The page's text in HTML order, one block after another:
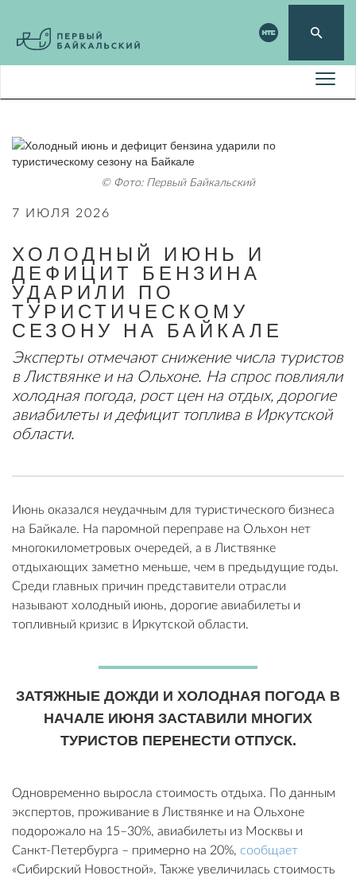
© Фото: Первый Байкальский
7 ИЮЛЯ 2026
ХОЛОДНЫЙ ИЮНЬ И
ДЕФИЦИТ БЕНЗИНА
УДАРИЛИ ПО
ТУРИСТИЧЕСКОМУ
СЕЗОНУ НА БАЙКАЛЕ
Эксперты отмечают снижение числа туристов
в Листвянке и на Ольхоне. На спрос повлияли
холодная погода, рост цен на отдых, дорогие
авиабилеты и дефицит топлива в Иркутской
области.
Июнь оказался неудачным для туристического бизнеса
на Байкале. На паромной переправе на Ольхон нет
многокилометровых очередей, а в Листвянке
отдыхающих заметно меньше, чем в предыдущие годы.
Среди главных причин представители отрасли
называют холодный июнь, дорогие авиабилеты и
топливный кризис в Иркутской области.
ЗАТЯЖНЫЕ ДОЖДИ И ХОЛОДНАЯ ПОГОДА В
НАЧАЛЕ ИЮНЯ ЗАСТАВИЛИ МНОГИХ
ТУРИСТОВ ПЕРЕНЕСТИ ОТПУСК.
Одновременно выросла стоимость отдыха. По данным
экспертов, проживание в Листвянке и на Ольхоне
подорожало на 15–30%, авиабилеты из Москвы и
Санкт-Петербурга – примерно на 20%, сообщает
«Сибирский Новостной». Также увеличилась стоимость